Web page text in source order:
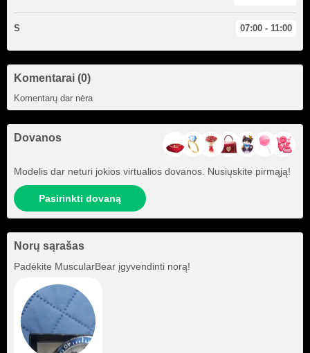
S 07:00 - 11:00
Komentarai (0)
Komentarų dar nėra
Dovanos
Modelis dar neturi jokios virtualios dovanos. Nusiųskite pirmąją!
Pasirinkti dovaną
Norų sąrašas
Padėkite MuscularBear įgyvendinti norą!